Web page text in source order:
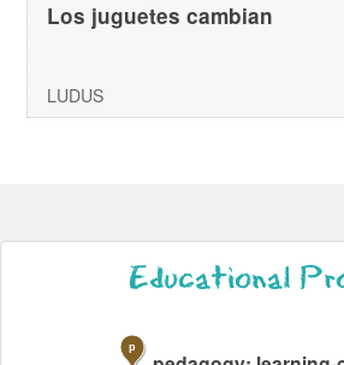
Los juguetes cambian
LUDUS
Educational
p